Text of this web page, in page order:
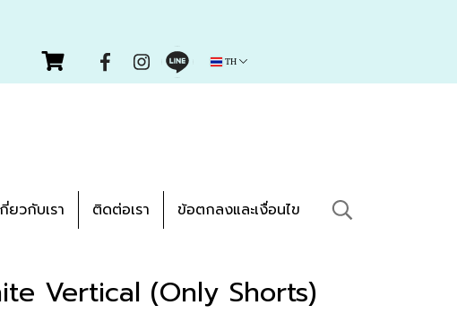
TH
ยวกับเรา ติดต่อเรา ข้อตกลงและเงื่อนไข
Vertical (Only Shorts)